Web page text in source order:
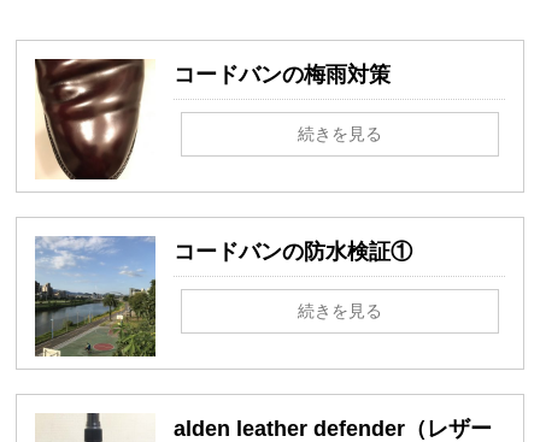
コードバンの梅雨対策
続きを見る
コードバンの防水検証①
続きを見る
alden leather defender（レザー